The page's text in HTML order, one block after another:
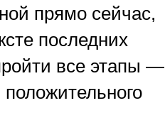
прямо сейчас,
последних
все этапы —